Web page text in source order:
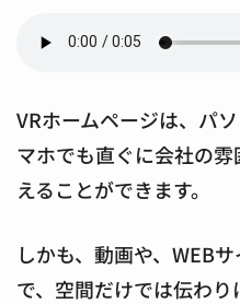
VRホームページは、パ
マホでも直ぐに会社の
えることができます。
しかも、動画や、WEB
で、空間だけでは伝わ